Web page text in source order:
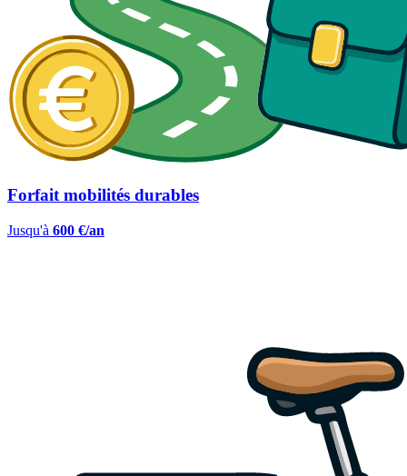
Forfait mobilités durables
Jusqu'à 600 €/an